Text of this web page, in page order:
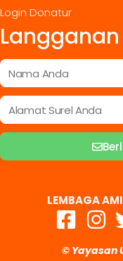
Login Donatur
LEMBAGA
© Yayasan